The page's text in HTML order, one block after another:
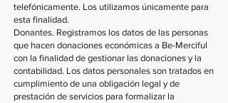
telefónicamente. Los utilizamos únicamente para
esta finalidad.
Donantes. Registramos los datos de las personas
que hacen donaciones económicas a Be-Merciful
con la finalidad de gestionar las donaciones y la
contabilidad. Los datos personales son tratados en
cumplimiento de una obligación legal y de
prestación de servicios para formalizar la